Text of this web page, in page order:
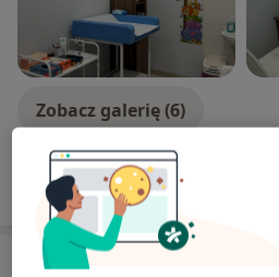
Diagnostyka zaburzeń
Diagnostyka i leczenie
dzieci i młodzieży TNDz
Zobacz galerię (6)
Usługi i ceny